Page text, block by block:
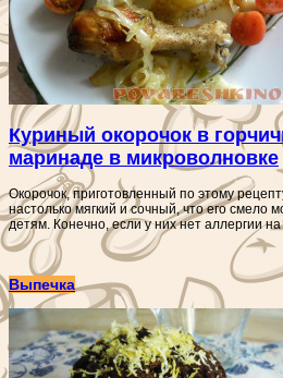
Куриный окорочок в
маринаде в микроволновке
Окорочок, приготовленный по этому
настолько мягкий и сочный, что его смело
детям. Конечно, если у них нет аллергии на
Выпечка